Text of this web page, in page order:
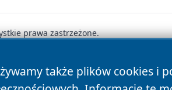
także plików cookies i
prawa zastrzeżone.
Polityka Cookies